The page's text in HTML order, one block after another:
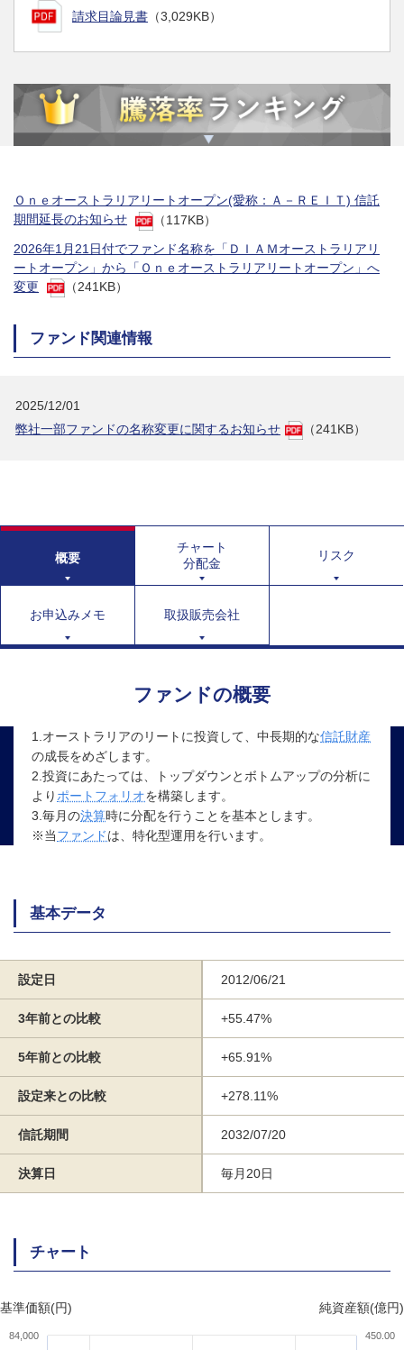
請求目論見書 （3,029KB）
Ｏｎｅオーストラリアリートオープン(愛称：Ａ－ＲＥＩＴ) 信託
期間延長のお知らせ
（117KB）
2026年1月21日付でファンド名称を「ＤＩＡＭオーストラリアリ
ートオープン」から「Ｏｎｅオーストラリアリートオープン」へ
変更
（241KB）
ファンド関連情報
2025/12/01
弊社一部ファンドの名称変更に関するお知らせ
（241KB）
概要
チャート
分配金
リスク
お申込みメモ 取扱販売会社
ファンドの概要
1.オーストラリアのリートに投資して、中長期的な信託財産
の成長をめざします。
2.投資にあたっては、トップダウンとボトムアップの分析に
より ポートフォリオを構築します。
3.毎月の決算時に分配を行うことを基本とします。
※当ファンドは、特化型運用を行います。
基本データ
設定日 2012/06/21
3年前との比較 +55.47%
5年前との比較 +65.91%
設定来との比較 +278.11%
信託期間 2032/07/20
決算日 毎月20日
チャート
基準価額(円) 純資産額(億円)
84,000 450.00